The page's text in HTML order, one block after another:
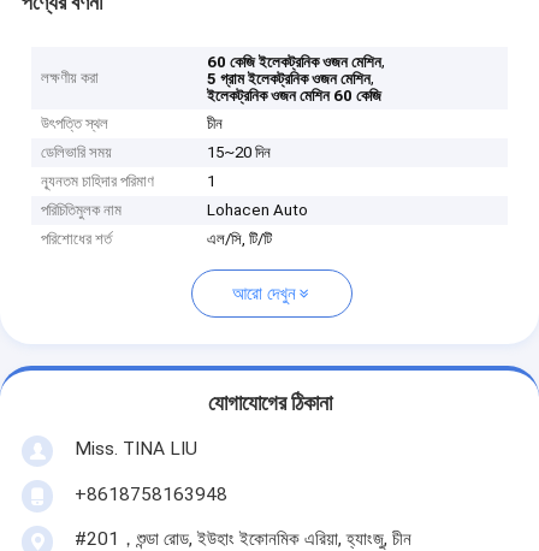
লক্ষণীয় করা
60 কেজি ইলেকট্রনিক ওজন মেশিন,
5 গ্রাম ইলেকট্রনিক ওজন মেশিন,
ইলেকট্রনিক ওজন মেশিন 60 কেজি
উৎপত্তি স্থল
চীন
ডেলিভারি সময়
15~20 দিন
ন্যূনতম চাহিদার পরিমাণ
1
পরিচিতিমুলক নাম
Lohacen Auto
পরিশোধের শর্ত
এল/সি, টি/টি
আরো দেখুন
যোগাযোগের ঠিকানা
Miss. TINA LIU
+8618758163948
#201，শুন্ডা রোড, ইউহাং ইকোনমিক এরিয়া, হ্যাংজু, চীন